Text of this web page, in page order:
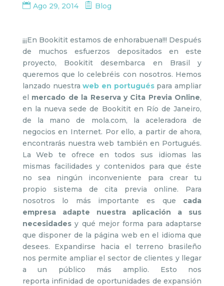
Ago 29, 2014 Blog
¡¡¡En Bookitit estamos de enhorabuena!!! Después
de muchos esfuerzos depositados en este
proyecto, Bookitit desembarca en Brasil y
queremos que lo celebréis con nosotros. Hemos
lanzado nuestra web en portuguéspara ampliar
el mercado de la Reserva y Cita Previa Online,
en la nueva sede de Bookitit en Río de Janeiro,
de la mano de mola.com, la aceleradora de
negocios en Internet. Por ello, a partir de ahora,
encontrarás nuestra web también en Portugués.
La Web te ofrece en todos sus idiomas las
mismas facilidades y contenidos para que éste
no sea ningún inconveniente para crear tu
propio sistema de cita previa online. Para
nosotros lo más importante es que cada
empresa adapte nuestra aplicación a sus
necesidadesy qué mejor forma para adaptarse
que disponer de la página web en el idioma que
desees. Expandirse hacia el terreno brasileño
nos permite ampliar el sector de clientes y llegar
a un público más amplio. Esto nos
reporta infinidad de oportunidades de expansión